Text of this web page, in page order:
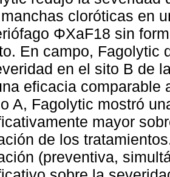
cloróticas en
ΦXaF18 sin
En campo, Fagolytic
en el sito B de
eficacia comparable
A, Fagolytic mostró
mayor
de los
(preventiva,